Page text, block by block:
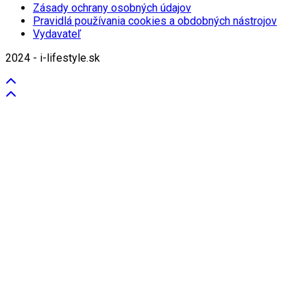
Zásady ochrany osobných údajov
Pravidlá používania cookies a obdobných nástrojov
Vydavateľ
2024 - i-lifestyle.sk